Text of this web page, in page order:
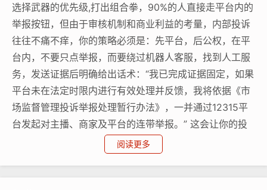
选择武器的优先级,打出组合拳，90%的人直接走平台内的
举报按钮，但由于审核机制和商业利益的考量，内部投诉
往往不痛不痒，你的策略必须是：先平台，后公权，在平
台内，不要只点举报，而要绕过机器人客服，找到人工服
务，发送证据后明确给出话术：“我已完成证据固定，如果
平台未在法定时限内进行有效处理并反馈，我将依据《市
场监督管理投诉举报处理暂行办法》，一并通过12315平
台发起对主播、商家及平台的连带举报。” 这会让你的投
诉从普通纠纷上升为具备法律风险的工单。
阅读更多